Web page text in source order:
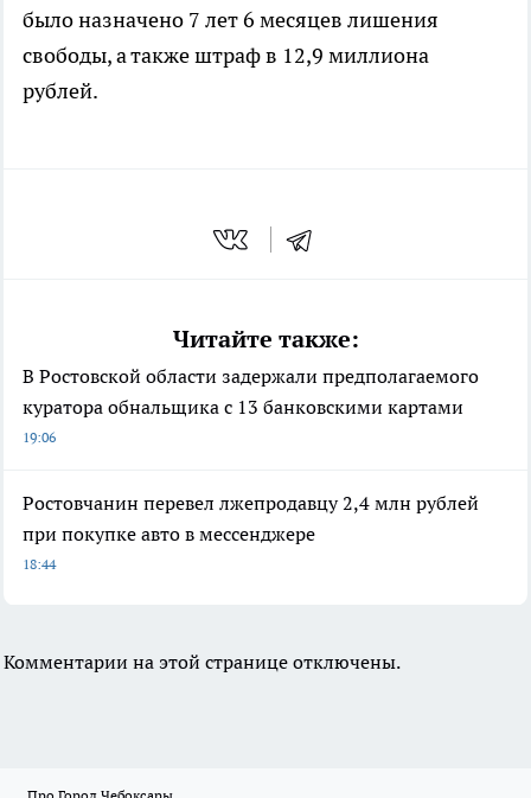
было назначено 7 лет 6 месяцев лишения
свободы, а также штраф в 12,9 миллиона
рублей.
Читайте также:
В Ростовской области задержали предполагаемого
куратора обнальщика с 13 банковскими картами
19:06
Ростовчанин перевел лжепродавцу 2,4 млн рублей
при покупке авто в мессенджере
18:44
Комментарии на этой странице отключены.